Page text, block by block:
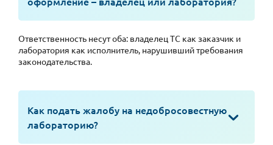
Ответственность несут оба: владелец ТС как заказчик и
лаборатория как исполнитель, нарушивший требования
законодательства.
Как подать жалобу на недобросовестную
лабораторию?